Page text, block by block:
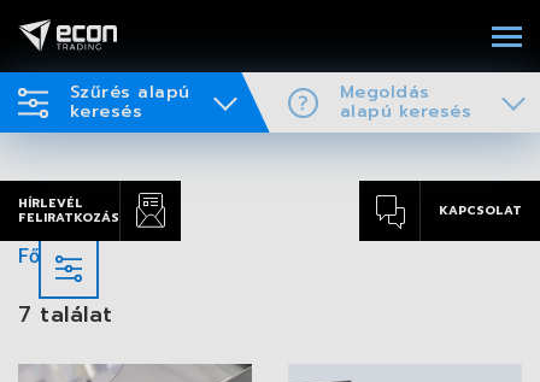
Szűrés alapú
keresés
Megoldás
alapú keresés
HÍRLEVÉL
FELIRATKOZÁS
KAPCSOLAT
Főoldal
7 találat